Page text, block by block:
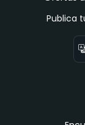
Publica